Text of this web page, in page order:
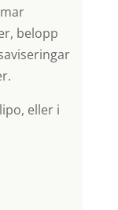
belopp
eller i